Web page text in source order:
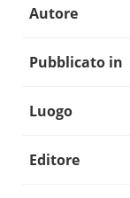
Autore
Pubblicato in
Luogo
Editore